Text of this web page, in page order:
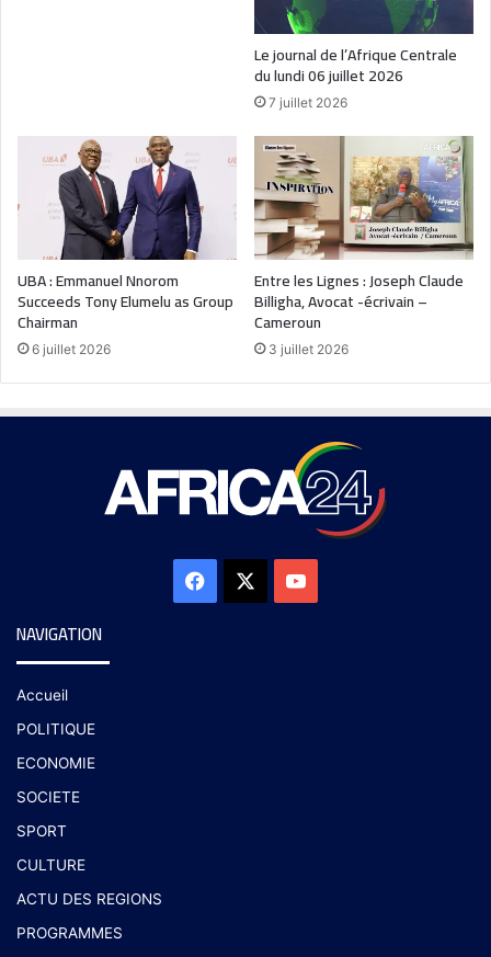
Le journal de l’Afrique Centrale
du lundi 06 juillet 2026
7 juillet 2026
UBA : Emmanuel Nnorom
Succeeds Tony Elumelu as Group
Chairman
6 juillet 2026
Entre les Lignes : Joseph Claude
Billigha, Avocat -écrivain –
Cameroun
3 juillet 2026
NAVIGATION
Accueil
POLITIQUE
ECONOMIE
SOCIETE
SPORT
CULTURE
ACTU DES REGIONS
PROGRAMMES